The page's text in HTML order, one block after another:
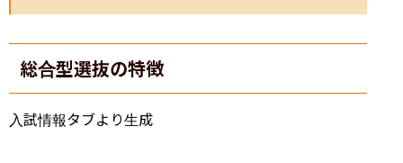
総合型選抜の特徴
入試情報タブより生成